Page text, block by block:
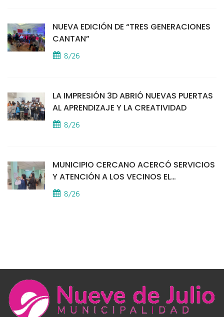
NUEVA EDICIÓN DE “TRES GENERACIONES
CANTAN”
8/26
LA IMPRESIÓN 3D ABRIÓ NUEVAS PUERTAS
AL APRENDIZAJE Y LA CREATIVIDAD
8/26
MUNICIPIO CERCANO ACERCÓ SERVICIOS
Y ATENCIÓN A LOS VECINOS EL
PROVINCIAL
8/26